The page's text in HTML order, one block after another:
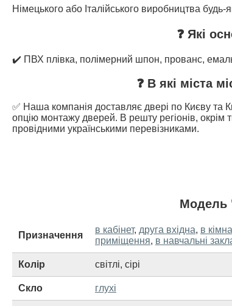
Німецького або Італійського виробництва будь-
❓ Які
✔️ ПВХ плівка, полімерний шпон, прованс,
❓ В які міста
✅ Наша компанія доставляє двері по Києву та
опцію монтажу дверей. В решту регіонів, окрім
провідними українськими перевізниками.
Модель
Призначення
в кабінет, друга вхідна, в
приміщення, в навчальні
Колір світлі, сірі
Скло глухі